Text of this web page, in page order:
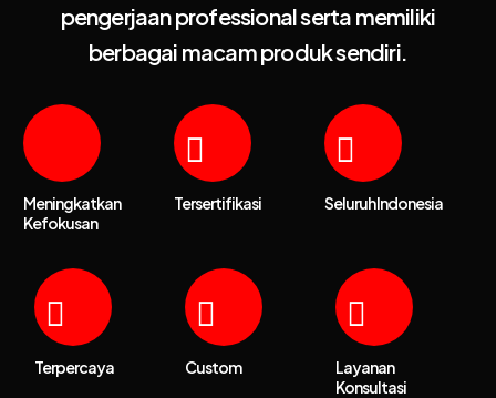
pengerjaan professional serta memiliki
berbagai macam produk sendiri.
Meningkatkan
Kefokusan
Tersertifikasi Seluruh Indonesia
Terpercaya Custom
Layanan
Konsultasi